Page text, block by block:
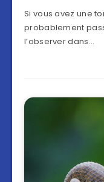
Si vous avez une
probablement
l’observer dans…